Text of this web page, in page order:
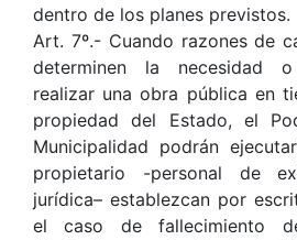
dentro de los planes previstos.
Art. 7º.- Cuando razones de
determinen la necesidad
realizar una obra pública en
propiedad del Estado, el
Municipalidad podrán
propietario -personal de
jurídica– establezcan por
el caso de fallecimiento